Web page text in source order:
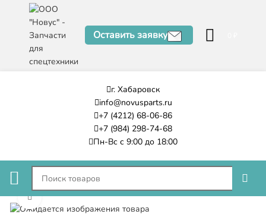
Оставить заявку
г. Хабаровск
info@novusparts.ru
+7 (4212) 68-06-86
+7 (984) 298-74-68
Пн-Вс с 9:00 до 18:00
Нажмите, чтобы увеличить